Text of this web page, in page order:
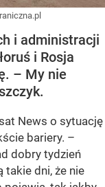
i administracji
i Rosja
– My nie
News o sytuację
bariery. –
dobry tydzień
takie dni, że nie